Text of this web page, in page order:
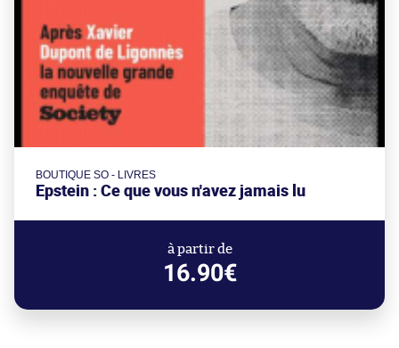
BOUTIQUE SO - LIVRES
Epstein : Ce que vous n'avez jamais lu
à partir de
16.90€